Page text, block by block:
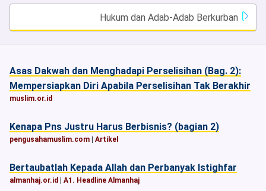
Hukum dan Adab-Adab Berkurban
Asas Dakwah dan Menghadapi Perselisihan (Bag. 2):
Mempersiapkan Diri Apabila Perselisihan Tak Berakhir
muslim.or.id
Kenapa Pns Justru Harus Berbisnis? (bagian 2)
pengusahamuslim.com Artikel
Bertaubatlah Kepada Allah dan Perbanyak Istighfar
almanhaj.or.id A1. Headline Almanhaj